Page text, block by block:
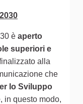
è aperto
superiori e
alla
che
lo Sviluppo
in questo modo,